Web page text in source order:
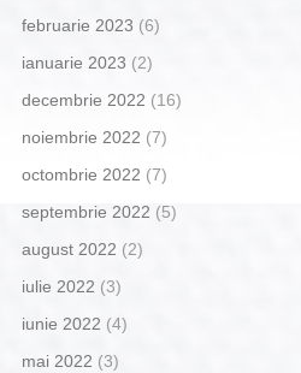
februarie 2023 (6)
ianuarie 2023 (2)
decembrie 2022 (16)
noiembrie 2022 (7)
octombrie 2022 (7)
septembrie 2022 (5)
august 2022 (2)
iulie 2022 (3)
iunie 2022 (4)
mai 2022 (3)